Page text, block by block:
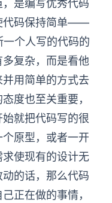
是编写优秀代码
代码保持简单——
个人写的代码的
复杂，而是看他
用简单的方式去
度也至关重要，
就把代码写的很
原型，或者一开
使现有的设计无
的话，那么代码
正在做的事情，